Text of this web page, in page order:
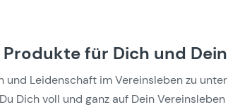
für Dich und
Leidenschaft im Vereinsleben zu
Dich voll und ganz auf Dein